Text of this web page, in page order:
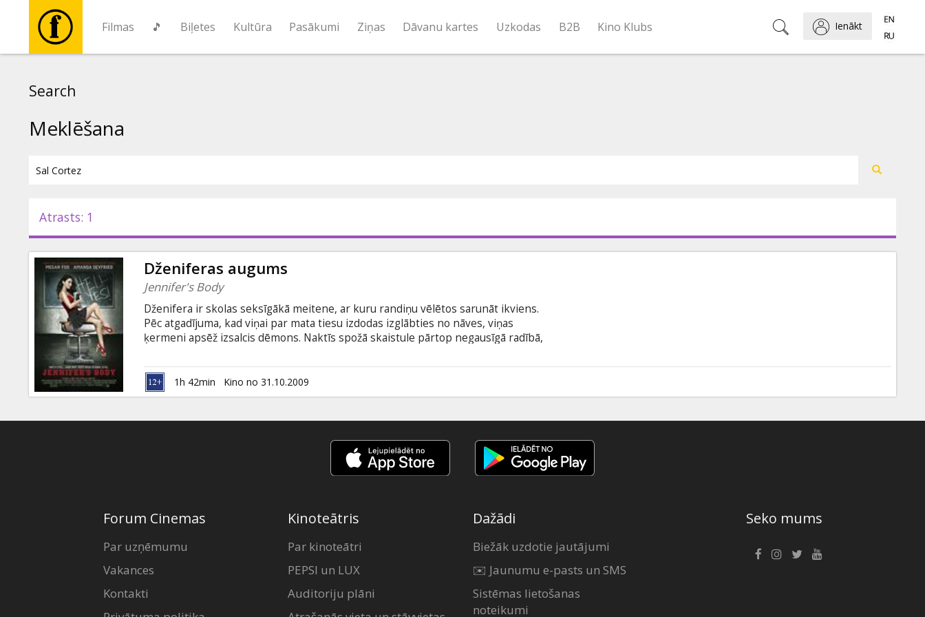
Filmas 🎵 Biļetes Kultūra Pasākumi Ziņas Dāvanu kartes Uzkodas B2B Kino Klubs Ienākt
Pasākumi
Ziņas
Dāvanu
kartes
Uzkodas
B2B
Search
Meklēšana
Atrasts: 1
Dženiferas augums
Jennifer's Body
Dženifera ir skolas seksīgākā meitene, ar kuru randiņu vēlētos sarunāt ikviens.
Pēc atgadījuma, kad viņai par mata tiesu izdodas izglābties no nāves, viņas
ķermeni apsēž izsalcis dēmons. Naktīs spožā skaistule pārtop negausīgā radībā,
nevarēja izpelnīties, ir glaimoti kad meitene aicina viņus uz tikšanos. Uz pirmo un
vienīgo tikšanos, jo Dženiferas apetīte ir neizmērojama. Tikmēr viņas draudzene,
kura baiso noslēpumu ir atklājusi, mēģina glābt pilsētas puišus, kuru vidū ir arī
1h 42min Kino no 31.10.2009
Forum Cinemas
Par uzņēmumu
Vakances
Kontakti
Kinoteātris
Par kinoteātri
PEPSI un LUX
Auditoriju plāni
Dažādi
Biežāk uzdotie jautājumi
✉️ Jaunumu e-pasts un SMS
Sistēmas lietošanas
noteikumi
Seko mums